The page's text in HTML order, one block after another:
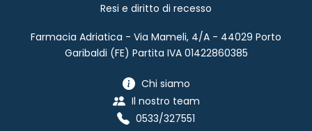
Resi e diritto di recesso
Farmacia Adriatica - Via Mameli, 4/A - 44029 Porto
Garibaldi (FE) Partita IVA 01422860385
Chi siamo
Il nostro team
0533/327551